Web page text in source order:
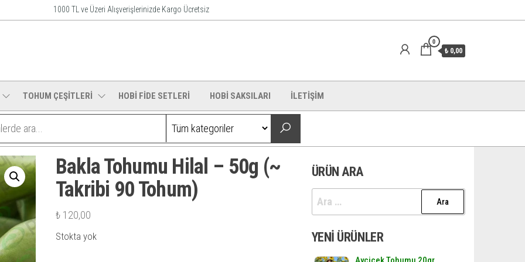
1000 TL ve Üzeri Alışverişlerinizde Kargo Ücretsiz
0
₺ 0,00
TOHUM ÇEŞİTLERİ HOBİ FİDE SETLERİ HOBİ SAKSILARI İLETİŞİM
Bakla Tohumu Hilal – 50g (~
Takribi 90 Tohum)
₺120,00
Stokta yok
ÜRÜN ARA
Arama:
YENI ÜRÜNLER